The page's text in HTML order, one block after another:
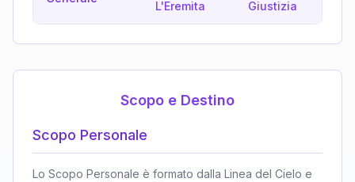
L'Eremita
Giustizia
Scopo e Destino
Scopo Personale
Lo Scopo Personale è formato dalla Linea del Cielo e